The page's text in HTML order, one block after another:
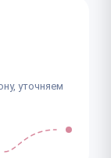
уточняем